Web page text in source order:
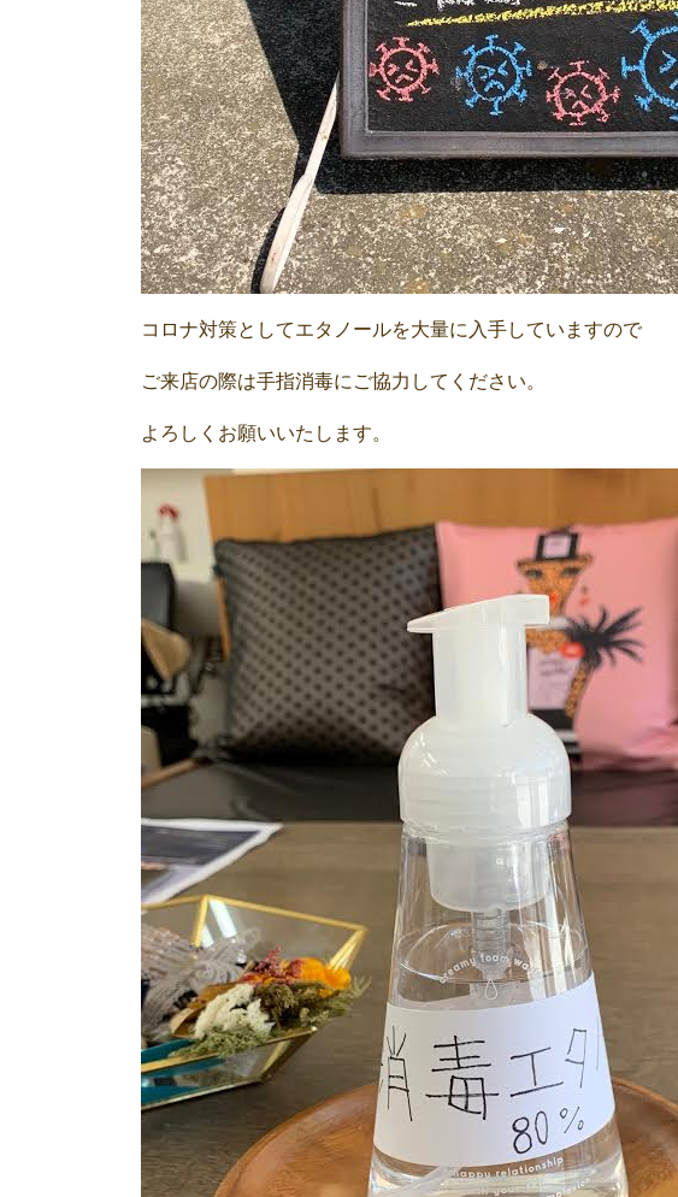
コロナ対策としてエタノールを大量に入手していますので
ご来店の際は手指消毒にご協力してください。
よろしくお願いいたします。